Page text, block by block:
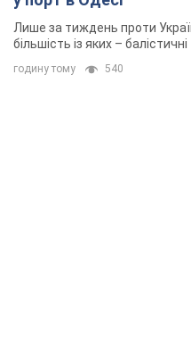
Лише за тиждень проти
більшість із яких – балістичні
годину тому 540